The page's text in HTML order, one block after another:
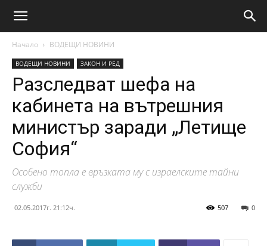
Начало ВОДЕЩИ НОВИНИ
ВОДЕЩИ НОВИНИ ЗАКОН И РЕД
Разследват шефа на
кабинета на вътрешния
министър заради „Летище
София“
Особено топла е връзката му с израелските тайни
служби
02.05.2017г. 21:12ч. 0
507